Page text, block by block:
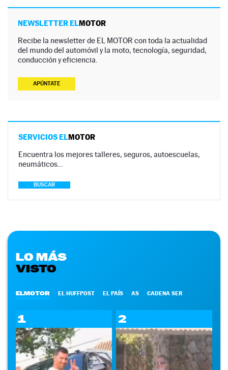
NEWSLETTER ELMOTOR
Recibe la newsletter de EL MOTOR con toda la actualidad
del mundo del automóvil y la moto, tecnología, seguridad,
conducción y eficiencia.
APÚNTATE
SERVICIOS ELMOTOR
Encuentra los mejores talleres, seguros, autoescuelas,
neumáticos…
BUSCAR
LO MÁS
VISTO
ELMOTOR EL HUFFPOST EL PAÍS AS CADENA SER
1 2